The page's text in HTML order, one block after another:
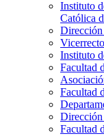
Instituto
Católica
Dirección
Instituto
Facultad
Facultad
Facultad